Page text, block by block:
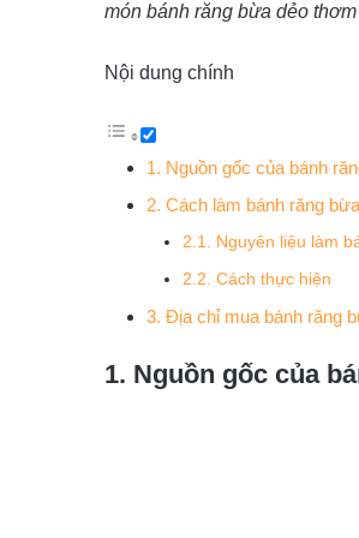
món bánh răng bừa dẻo
Nội dung chính
1. Nguồn gốc của bánh
2. Cách làm bánh răng bừa
2.1. Nguyên liệu làm
2.2. Cách thực hiện
3. Địa chỉ mua bánh răng
1. Nguồn gốc của